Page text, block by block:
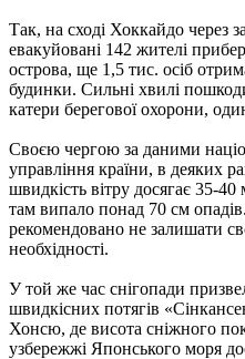
Так, на сході Хоккайдо через
евакуйовані 142 жителі
острова, ще 1,5 тис. осіб
будинки. Сильні хвилі
катери берегової охорони,
Своєю чергою за даними
управління країни, в деяких
швидкість вітру досягає 35-
там випало понад 70 см
рекомендовано не залишати
необхідності.
У той же час снігопади
швидкісних потягів
Хонсю, де висота сніжного
узбережжі Японського моря